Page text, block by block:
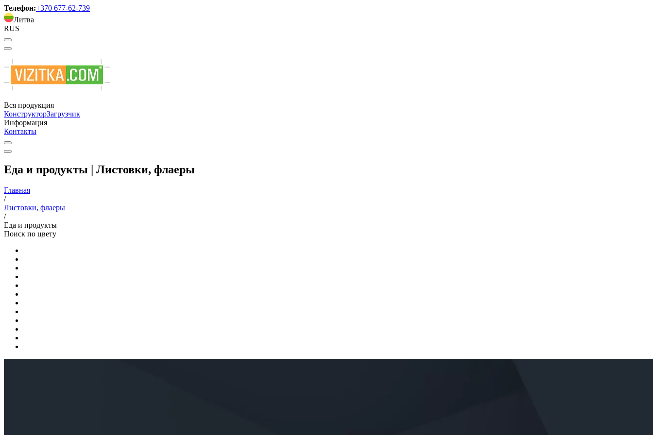
Телефон:+370 677-62-739
Литва
RUS
Вся продукция
КонструкторЗагрузчик
Информация
Контакты
Еда и продукты | Листовки, флаеры
Главная
/
Листовки, флаеры
/
Еда и продукты
Поиск по цвету